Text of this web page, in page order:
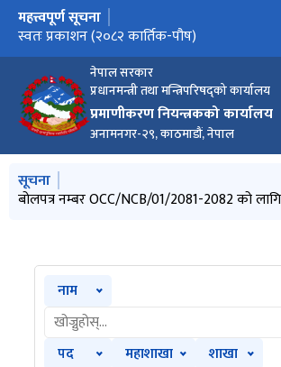
नेपाल सरकार
प्रधानमन्त्री तथा मन्त्रिपरिषद्को कार्यालय
प्रमाणीकरण नियन्त्रकको कार्यालय
अनामनगर-२९, काठमाडौं, नेपाल
मुख्य नेभिगेसनमा जानुहोस्
महत्त्वपूर्ण सूचना
बोलपत्र नम्बर OCC/NCB/01/2081-2082 को लागि
स्वतः प्रकाशन (२०८२ कार्तिक-पौष)
मुख्य नेभिगेसनमा जानुहोस्
सूचना
बोलपत्र नम्बर OCC/NCB/01/2081-2082 को लागि
नाम
पद महाशाखा शाखा